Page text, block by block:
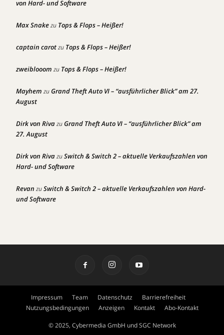
von Hard- und Software
Max Snakezu Tops & Flops – Heißer!
captain carotzu Tops & Flops – Heißer!
zweiblooom zu Tops & Flops – Heißer!
Mayhem zuGrand Theft Auto VI – “ausführlicher Blick” am 27.
August
Dirk von RivazuGrand Theft Auto VI – “ausführlicher Blick” am
27. August
Dirk von RivazuSwitch & Switch 2 – aktuelle Verkaufszahlen von
Hard- und Software
Revan zuSwitch & Switch 2 – aktuelle Verkaufszahlen von Hard-
und Software
Impressum Team Datenschutz
Barrierefreiheit
Nutzungsbedingungen
Anzeigen Kontakt Abo-Kontakt
© 2025, Cybermedia GmbH und SGC Network